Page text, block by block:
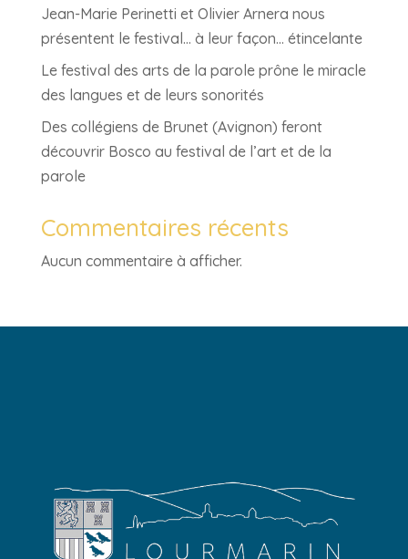
Jean-Marie Perinetti et Olivier Arnera nous
présentent le festival… à leur façon… étincelante
Le festival des arts de la parole prône le miracle
des langues et de leurs sonorités
Des collégiens de Brunet (Avignon) feront
découvrir Bosco au festival de l’art et de la
parole
Commentaires récents
Aucun commentaire à afficher.